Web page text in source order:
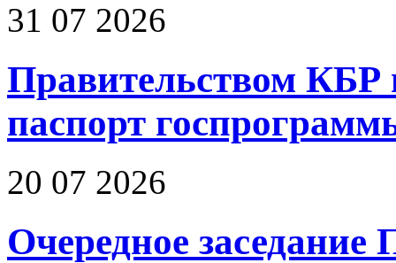
31 07 2026
Правительством КБР
паспорт
20 07 2026
Очередное